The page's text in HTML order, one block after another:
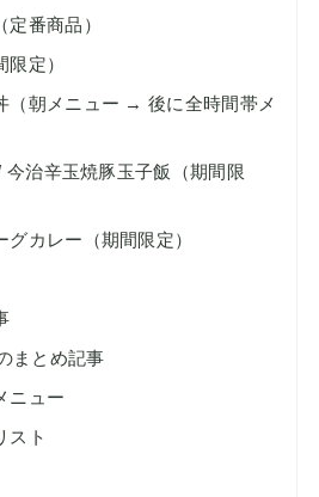
番商品）
定）
（朝メニュー → 後に全時間帯メ
今治辛玉焼豚玉子飯（期間限
グカレー（期間限定）
まとめ記事
ニュー
スト